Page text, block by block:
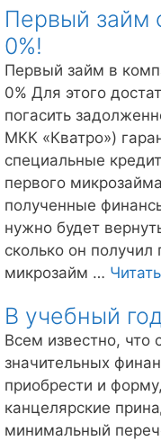
Первый займ
0%!
Первый займ в
0% Для этого
погасить
МКК «Кватро»)
специальные
первого
полученные
нужно будет
сколько он
микрозайм …
В учебный
Всем известно, что
значительных
приобрести и
канцелярские
минимальный